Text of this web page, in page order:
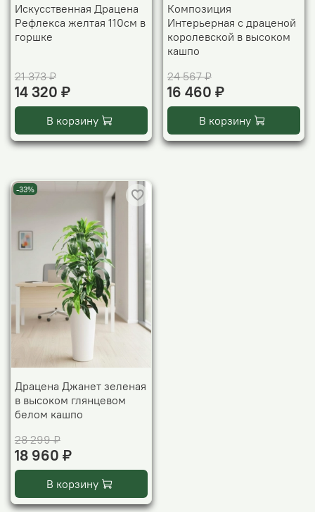
Искусственная Драцена
Рефлекса желтая 110см в
горшке
21 373 ₽
14 320 ₽
В корзину
Композиция
Интерьерная с драценой
королевской в высоком
кашпо
24 567 ₽
16 460 ₽
В корзину
-33%
Драцена Джанет зеленая
в высоком глянцевом
белом кашпо
28 299 ₽
18 960 ₽
В корзину